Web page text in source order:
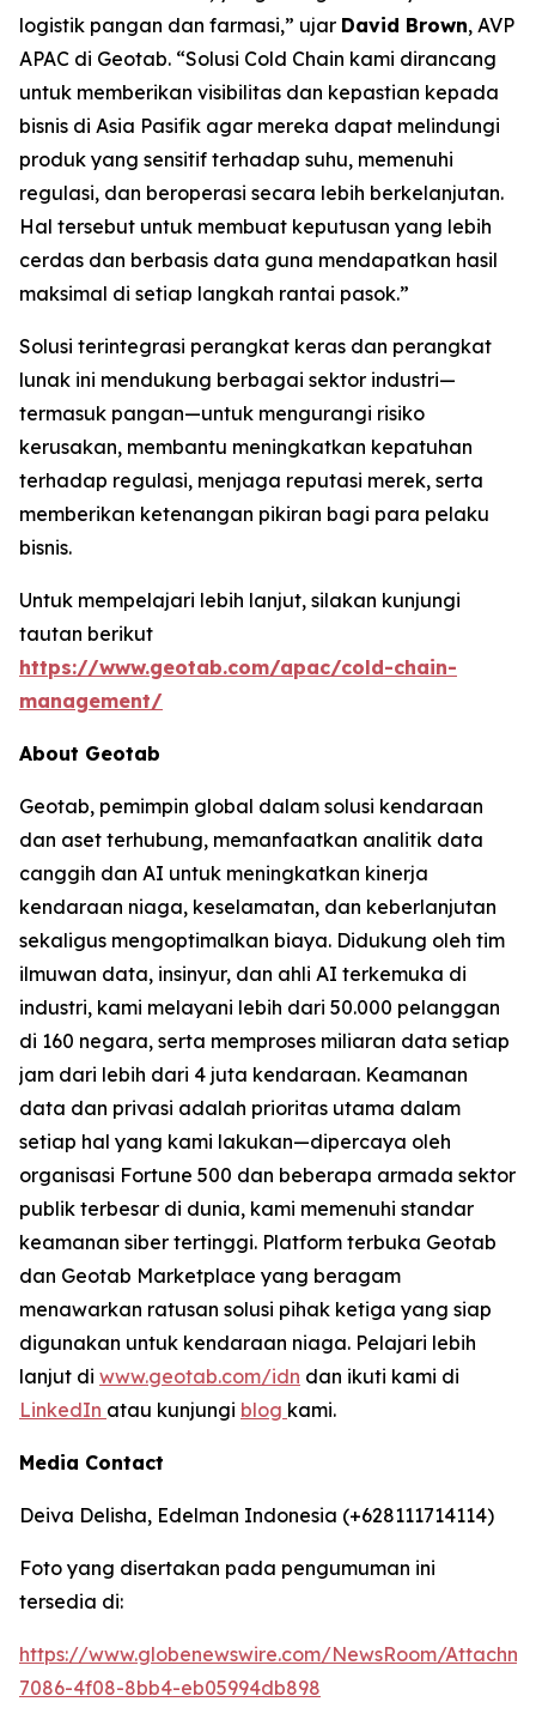
logistik pangan dan farmasi,” ujar David Brown, AVP
APAC di Geotab. “Solusi Cold Chain kami dirancang
untuk memberikan visibilitas dan kepastian kepada
bisnis di Asia Pasifik agar mereka dapat melindungi
produk yang sensitif terhadap suhu, memenuhi
regulasi, dan beroperasi secara lebih berkelanjutan.
Hal tersebut untuk membuat keputusan yang lebih
cerdas dan berbasis data guna mendapatkan hasil
maksimal di setiap langkah rantai pasok.”
Solusi terintegrasi perangkat keras dan perangkat
lunak ini mendukung berbagai sektor industri—
termasuk pangan—untuk mengurangi risiko
kerusakan, membantu meningkatkan kepatuhan
terhadap regulasi, menjaga reputasi merek, serta
memberikan ketenangan pikiran bagi para pelaku
bisnis.
Untuk mempelajari lebih lanjut, silakan kunjungi
tautan berikut
https://www.geotab.com/apac/cold-chain-
management/
About Geotab
Geotab, pemimpin global dalam solusi kendaraan
dan aset terhubung, memanfaatkan analitik data
canggih dan AI untuk meningkatkan kinerja
kendaraan niaga, keselamatan, dan keberlanjutan
sekaligus mengoptimalkan biaya. Didukung oleh tim
ilmuwan data, insinyur, dan ahli AI terkemuka di
industri, kami melayani lebih dari 50.000 pelanggan
di 160 negara, serta memproses miliaran data setiap
jam dari lebih dari 4 juta kendaraan. Keamanan
data dan privasi adalah prioritas utama dalam
setiap hal yang kami lakukan—dipercaya oleh
organisasi Fortune 500 dan beberapa armada sektor
publik terbesar di dunia, kami memenuhi standar
keamanan siber tertinggi. Platform terbuka Geotab
dan Geotab Marketplace yang beragam
menawarkan ratusan solusi pihak ketiga yang siap
digunakan untuk kendaraan niaga. Pelajari lebih
lanjut di www.geotab.com/idn dan ikuti kami di
LinkedIn atau kunjungi blog kami.
Media Contact
Deiva Delisha, Edelman Indonesia (+628111714114)
Foto yang disertakan pada pengumuman ini
tersedia di:
https://www.globenewswire.com/NewsRoom/
7086-4f08-8bb4-eb05994db898